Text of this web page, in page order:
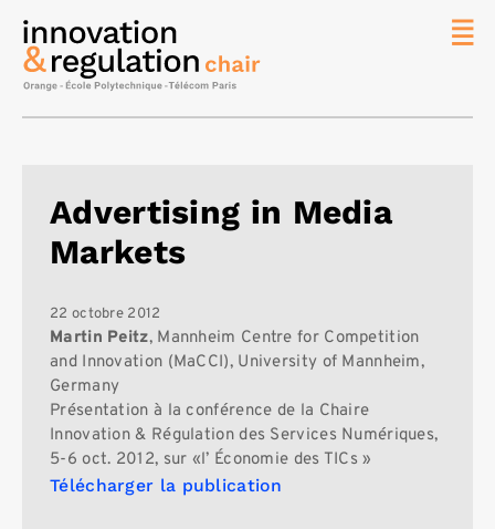
Advertising in Media
Markets
22 octobre 2012
Martin Peitz, Mannheim Centre for Competition
and Innovation (MaCCI), University of Mannheim,
Germany
Présentation à la conférence de la Chaire
Innovation & Régulation des Services Numériques,
5-6 oct. 2012, sur «l’ Économie des TICs »
Télécharger la publication
recherche
Publications
Rechercher